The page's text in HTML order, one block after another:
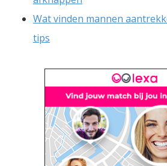
Wat vinden mannen
tips